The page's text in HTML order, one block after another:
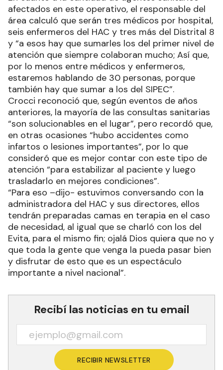
afectados en este operativo, el responsable del
área calculó que serán tres médicos por hospital,
seis enfermeros del HAC y tres más del Distrital 8
y “a esos hay que sumarles los del primer nivel de
atención que siempre colaboran mucho; Así que,
por lo menos entre médicos y enfermeros,
estaremos hablando de 30 personas, porque
también hay que sumar a los del SIPEC”.
Crocci reconoció que, según eventos de años
anteriores, la mayoría de las consultas sanitarias
“son solucionables en el lugar”, pero recordó que,
en otras ocasiones “hubo accidentes como
infartos o lesiones importantes”, por lo que
consideró que es mejor contar con este tipo de
atención “para estabilizar al paciente y luego
trasladarlo en mejores condiciones”.
“Para eso –dijo- estuvimos conversando con la
administradora del HAC y sus directores, ellos
tendrán preparadas camas en terapia en el caso
de necesidad, al igual que se charló con los del
Evita, para el mismo fin; ojalá Dios quiera que no y
que toda la gente que venga la pueda pasar bien
y disfrutar de esto que es un espectáculo
importante a nivel nacional”.
Recibí las noticias en tu email
RECIBIR NEWSLETTER